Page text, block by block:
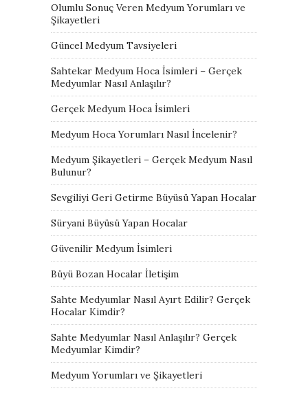
Olumlu Sonuç Veren Medyum Yorumları ve
Şikayetleri
Güncel Medyum Tavsiyeleri
Sahtekar Medyum Hoca İsimleri – Gerçek
Medyumlar Nasıl Anlaşılır?
Gerçek Medyum Hoca İsimleri
Medyum Hoca Yorumları Nasıl İncelenir?
Medyum Şikayetleri – Gerçek Medyum Nasıl
Bulunur?
Sevgiliyi Geri Getirme Büyüsü Yapan Hocalar
Süryani Büyüsü Yapan Hocalar
Güvenilir Medyum İsimleri
Büyü Bozan Hocalar İletişim
Sahte Medyumlar Nasıl Ayırt Edilir? Gerçek
Hocalar Kimdir?
Sahte Medyumlar Nasıl Anlaşılır? Gerçek
Medyumlar Kimdir?
Medyum Yorumları ve Şikayetleri